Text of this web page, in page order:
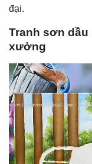
đại.
Tranh sơn dầu
xưởng